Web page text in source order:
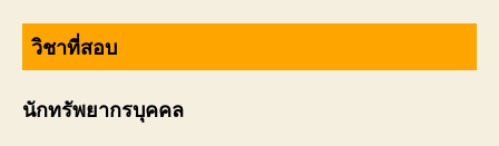
วิชาที่สอบ
นักทรัพยากรบุคคล